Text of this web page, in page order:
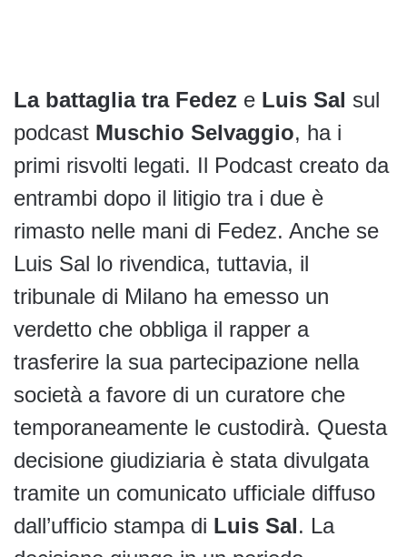
La battaglia tra Fedez e Luis Sal sul
podcast Muschio Selvaggio, ha i
primi risvolti legati. Il Podcast creato da
entrambi dopo il litigio tra i due è
rimasto nelle mani di Fedez. Anche se
Luis Sal lo rivendica, tuttavia, il
tribunale di Milano ha emesso un
verdetto che obbliga il rapper a
trasferire la sua partecipazione nella
società a favore di un curatore che
temporaneamente le custodirà. Questa
decisione giudiziaria è stata divulgata
tramite un comunicato ufficiale diffuso
dall’ufficio stampa di Luis Sal. La